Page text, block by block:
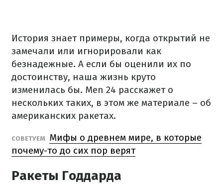
История знает примеры, когда открытий не
замечали или игнорировали как
безнадежные. А если бы оценили их по
достоинству, наша жизнь круто
изменилась бы. Men 24 расскажет о
нескольких таких, в этом же материале – об
американских ракетах.
СОВЕТУЕМ
Мифы о древнем мире, в которые
почему-то до сих пор верят
Ракеты Годдарда